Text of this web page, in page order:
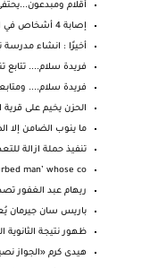
أقلام
إصابة 4 أشخاص في انقلاب سيارة بترعة الخضورة بالمنشاه
أخيرًا : انشاء
فريدة سلام.... تتابع
فريدة سلام....
الحزن يخيم على قرية
ما ينوب الضامن
تنفيذ حملة ازالة
man’ whose co...
ريهام عبد الغفور
باريس سان جيرمان
ظهور نتيجة الثانوية العامة 2022..
هيدى كرم «الجواز